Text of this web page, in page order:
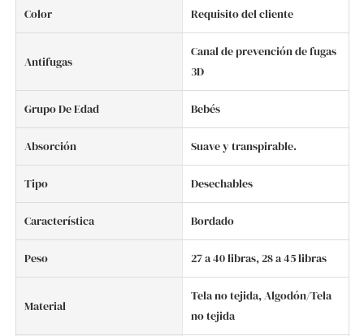
Color Requisito del cliente
Antifugas
Canal de prevención de fugas
3D
Grupo De Edad Bebés
Absorción Suave y transpirable.
Tipo Desechables
Característica Bordado
Peso 27 a 40 libras, 28 a 45 libras
Material
Tela no tejida, Algodón/Tela
no tejida